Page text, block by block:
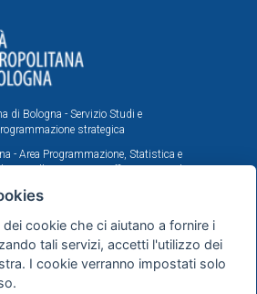
di Bologna - Servizio Studi e
strategica
- Area Programmazione, Statistica e
istituzionale fra Città
di Bologna in tema di statistica
sociali ed economiche.
cookie che ci aiutano a fornire i
tali servizi, accetti l'utilizzo dei
I cookie verranno impostati solo